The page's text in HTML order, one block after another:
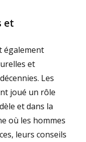
et
également
et
Les
joué un rôle
et dans la
où les hommes
leurs conseils